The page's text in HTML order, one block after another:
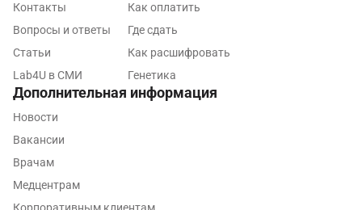
Наро-Фоминск
Нижневартовск
Нижнекамск
Новороссийск
Ногинск
Контакты
Вопросы и ответы
Статьи
Lab4U в СМИ
Как оплатить
Где сдать
Как расшифровать
Генетика
Дополнительная информация
Новости
Вакансии
Врачам
Медцентрам